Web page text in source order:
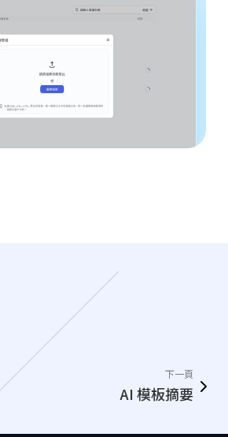
下一頁
AI 模板摘要